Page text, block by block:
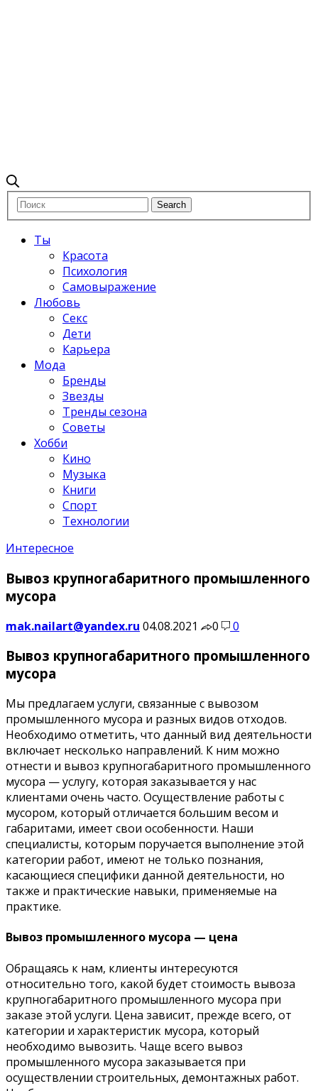
Ты
Красота
Психология
Самовыражение
Любовь
Секс
Дети
Карьера
Мода
Бренды
Звезды
Тренды сезона
Советы
Хобби
Кино
Музыка
Книги
Спорт
Технологии
Интересное
Вывоз крупногабаритного промышленного
мусора
mak.nailart@yandex.ru 04.08.2021 0 0
Вывоз крупногабаритного промышленного
мусора
Мы предлагаем услуги, связанные с вывозом
промышленного мусора и разных видов отходов.
Необходимо отметить, что данный вид деятельности
включает несколько направлений. К ним можно
отнести и вывоз крупногабаритного промышленного
мусора — услугу, которая заказывается у нас
клиентами очень часто. Осуществление работы с
мусором, который отличается большим весом и
габаритами, имеет свои особенности. Наши
специалисты, которым поручается выполнение этой
категории работ, имеют не только познания,
касающиеся специфики данной деятельности, но
также и практические навыки, применяемые на
практике.
Вывоз промышленного мусора — цена
Обращаясь к нам, клиенты интересуются
относительно того, какой будет стоимость вывоза
крупногабаритного промышленного мусора при
заказе этой услуги. Цена зависит, прежде всего, от
категории и характеристик мусора, который
необходимо вывозить. Чаще всего вывоз
промышленного мусора заказывается при
осуществлении строительных, демонтажных работ.